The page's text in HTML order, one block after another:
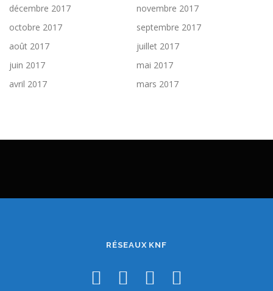
décembre 2017
novembre 2017
octobre 2017
septembre 2017
août 2017
juillet 2017
juin 2017
mai 2017
avril 2017
mars 2017
RÉSEAUX KNF